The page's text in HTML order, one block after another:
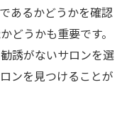
あるかどうかを確認
どうかも重要です。
誘がないサロンを選
ンを見つけることが